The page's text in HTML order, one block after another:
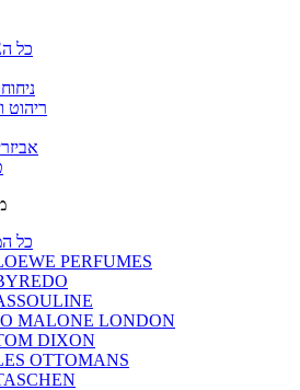
HOMEכל ה
ריהוט
כל
PERFUMES
MALONE LONDON
DIXON
OTTOMANS